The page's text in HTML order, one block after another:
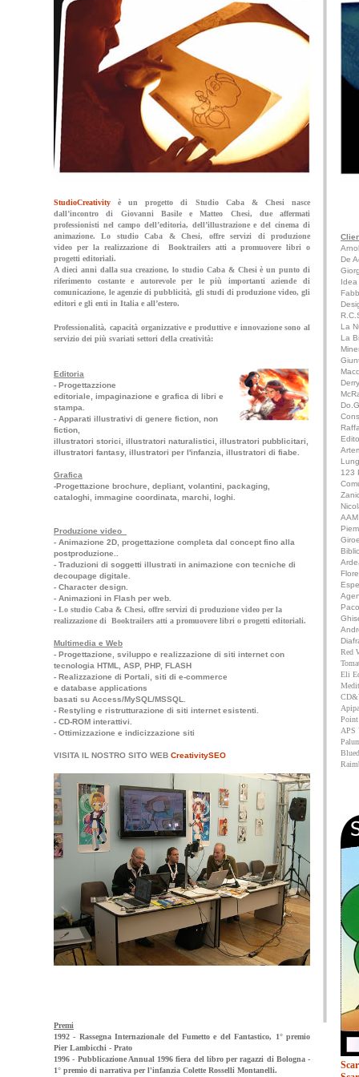
StudioCreativity
è un progetto di Studio Caba & Chesi nasce
dall’incontro di Giovanni Basile e Matteo Chesi, due affermati
professionisti nel campo dell’editoria, dell’illustrazione e del cinema di
animazione. Lo studio Caba & Chesi, offre servizi di produzione
video per la realizzazione di Booktrailers atti a promuovere libri o
progetti editoriali.
A dieci anni dalla sua creazione, lo studio Caba & Chesi è un punto di
riferimento costante e autorevole per le più importanti aziende di
comunicazione, le agenzie di pubblicità, gli studi di produzione video, gli
editori e gli enti in Italia e all’estero.
Professionalità, capacità organizzative e produttive e innovazione sono al
servizio dei più svariati settori della creatività:
Editoria
- Progettazzione
editoriale, impaginazione e grafica di libri e
stampa.
- Apparati illustrativi di genere fiction, non
fiction,
illustratori storici, illustratori naturalistici, illustratori pubblicitari,
illustratori fantasy, illustratori per l'infanzia, illustratori di fiabe.
Grafica
-Progettazione brochure, depliant, volantini, packaging,
cataloghi, immagine coordinata, marchi, loghi.
Produzione video
- Animazione 2D, progettazione completa dal concept fino alla
postproduzione..
- Traduzioni di soggetti illustrati in animazione con tecniche di
decoupage digitale.
- Character design.
- Animazioni in Flash per web.
- Lo studio Caba & Chesi, offre servizi di produzione video per la
realizzazione di Booktrailers atti a promuovere libri o progetti editoriali.
Multimedia e Web
- Progettazione, sviluppo e realizzazione di siti internet con
tecnologia HTML, ASP, PHP, FLASH
- Realizzazione di Portali, siti di e-commerce
e database applications
basati su Access/MySQL/MSSQL.
- Restyling e ristrutturazione di siti internet esistenti.
- CD-ROM interattivi.
- Ottimizzazione e indicizzazione siti
VISITA IL NOSTRO SITO WEB CreativitySEO
Premi
1992 - Rassegna Internazionale del Fumetto e del Fantastico, 1° premio
Pier Lambicchi - Prato
1996 - Pubblicazione Annual 1996 fiera del libro per ragazzi di Bologna -
1° premio di narrativa per l'infanzia Colette Rosselli Montanelli.
De
Idea
La
La
123
Red
Eli
APS